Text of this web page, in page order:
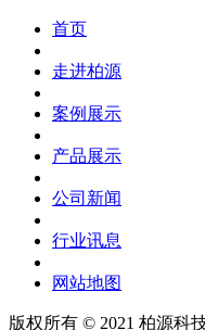
首页
走进柏源
案例展示
产品展示
公司新闻
行业讯息
网站地图
版权所有 © 2021 柏源科